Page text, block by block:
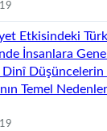
Etkisindeki
İnsanlara
Dinî
Temel